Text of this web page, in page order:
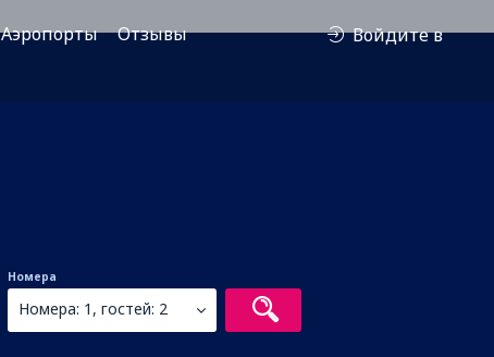
Аэропорты
Отзывы
Войдите в
Номера
Номера: 1, гостей: 2